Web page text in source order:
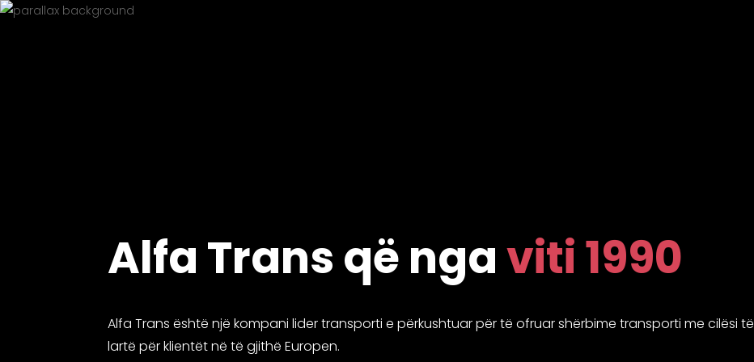
Alfa Trans që ngaviti 1990
Alfa Trans është një kompani lider transporti e përkushtuar për të ofruar shërbime transporti me cilësi të
lartë për klientët në të gjithë Europen.